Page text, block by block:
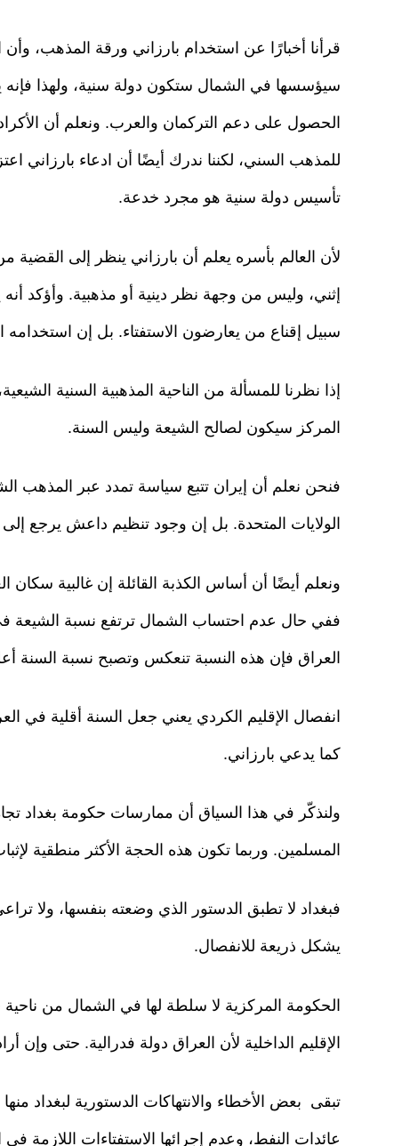
قرأنا أخبارًا عن استخدام بارزاني ورقة المذهب، وأن
سيؤسسها في الشمال ستكون دولة سنية، ولهذا
الحصول على دعم التركمان والعرب. ونعلم أن
للمذهب السني، لكننا ندرك أيضًا أن ادعاء بارزاني
تأسيس دولة سنية هو مجرد خدعة.
لأن العالم بأسره يعلم أن بارزاني ينظر إلى القضية
إثني، وليس من وجهة نظر دينية أو مذهبية. وأؤكد
سبيل إقناع من يعارضون الاستفتاء. بل إن
إذا نظرنا للمسألة من الناحية المذهبية السنية
المركز سيكون لصالح الشيعة وليس السنة.
فنحن نعلم أن إيران تتبع سياسة تمدد عبر
الولايات المتحدة. بل إن وجود تنظيم داعش يرجع
ونعلم أيضًا أن أساس الكذبة القائلة إن غالبية
العراق فإن هذه النسبة تنعكس وتصبح نسبة السنة أعلى من 60
انفصال الإقليم الكردي يعني جعل السنة أقلية في
كما يدعي بارزاني.
ولنذكّر في هذا السياق أن ممارسات حكومة بغداد تجاه
المسلمين. وربما تكون هذه الحجة الأكثر منطقية
فبغداد لا تطبق الدستور الذي وضعته بنفسها، ولا
يشكل ذريعة للانفصال.
الحكومة المركزية لا سلطة لها في الشمال من
الإقليم الداخلية لأن العراق دولة فدرالية. حتى وإن
عائدات النفط، وعدم إجرائها الاستفتاءات اللازمة